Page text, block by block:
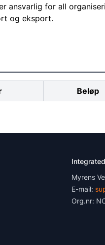
ansvarlig for all
og eksport.
Beløp
Myrens
E-mail:
Org.nr: